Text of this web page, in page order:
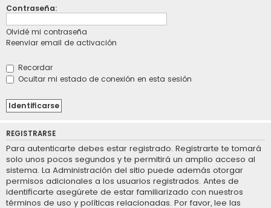
Contraseña:
Olvidé mi contraseña
Reenviar email de activación
Recordar
Ocultar mi estado de conexión en esta sesión
REGISTRARSE
Para autenticarte debes estar registrado. Registrarte te tomará
solo unos pocos segundos y te permitirá un amplio acceso al
sistema. La Administración del sitio puede además otorgar
permisos adicionales a los usuarios registrados. Antes de
identificarte asegúrete de estar familiarizado con nuestros
términos de uso y políticas relacionadas. Por favor, lee las